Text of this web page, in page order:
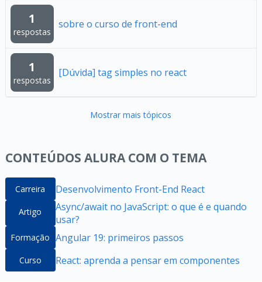
1
respostas
sobre o curso de front-end
1
respostas
[Dúvida] tag simples no react
Mostrar mais tópicos
CONTEÚDOS ALURA COM O TEMA
Carreira Desenvolvimento Front-End React
Artigo
Async/await no JavaScript: o que é e quando
usar?
Formação Angular 19: primeiros passos
Curso React: aprenda a pensar em componentes